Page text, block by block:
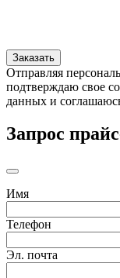
Отправляя
подтверждаю свое
данных и
Запрос
Имя
Телефон
Эл. почта